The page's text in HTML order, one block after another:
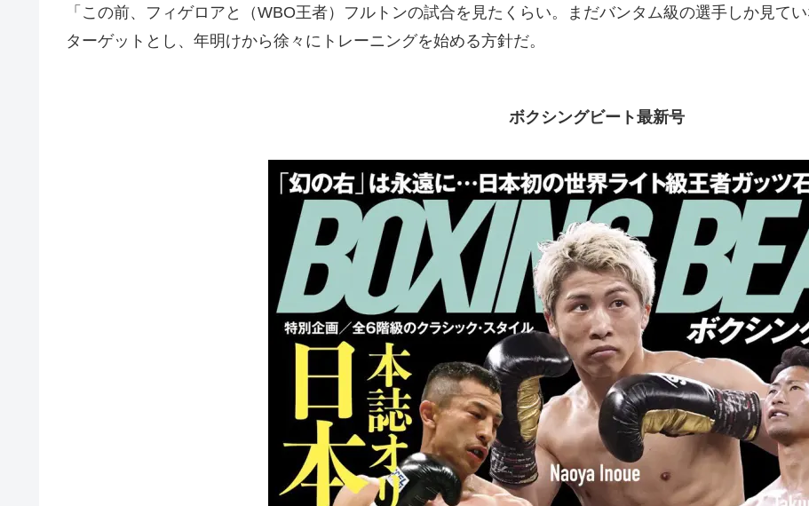
「この前、フィゲロアと（WBO王者）フルトンの試合を見たくらい。まだバンタム級の選手しか見て
ターゲットとし、年明けから徐々にトレーニングを始める方針だ。
ボクシングビート最新号